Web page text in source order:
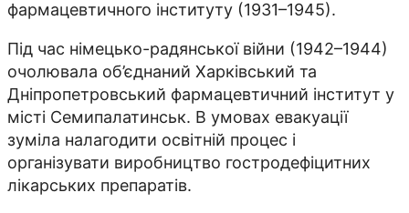
фармацевтичного інституту (1931–1945).
Під час німецько-радянської війни (1942–1944)
очолювала об’єднаний Харківський та
Дніпропетровський фармацевтичний інститут у
місті Семипалатинськ. В умовах евакуації
зуміла налагодити освітній процес і
організувати виробництво гостродефіцитних
лікарських препаратів.